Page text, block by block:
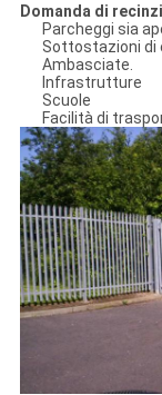
Domanda di
Parcheggi sia
Sottostazioni di
Ambasciate.
Infrastrutture
Scuole
Facilità di